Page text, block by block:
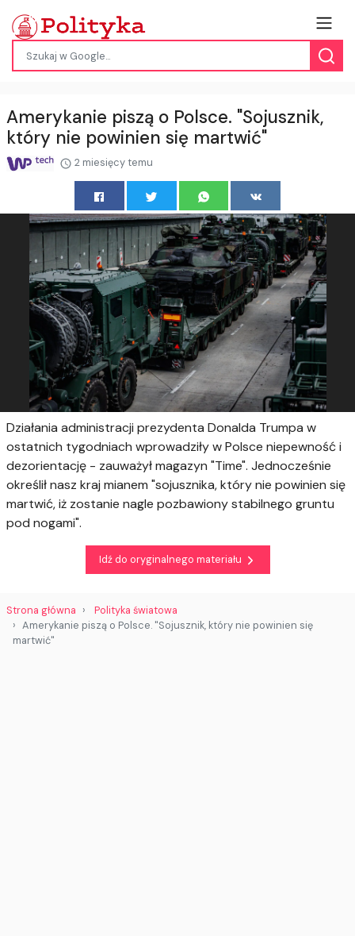
Amerykanie piszą o Polsce. "Sojusznik,
który nie powinien się martwić"
2 miesięcy temu
Działania administracji prezydenta Donalda Trumpa w
ostatnich tygodniach wprowadziły w Polsce niepewność i
dezorientację - zauważył magazyn "Time". Jednocześnie
określił nasz kraj mianem "sojusznika, który nie powinien się
martwić, iż zostanie nagle pozbawiony stabilnego gruntu
pod nogami".
Idź do oryginalnego materiału
Strona główna
Polityka światowa
Amerykanie piszą o Polsce. "Sojusznik, który nie powinien się
martwić"